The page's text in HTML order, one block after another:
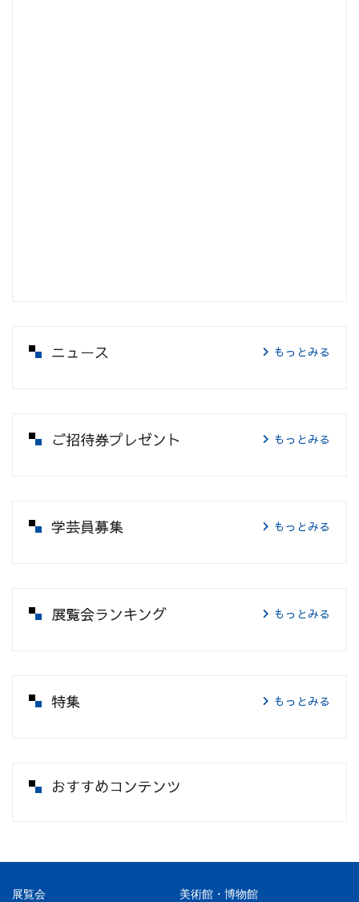
ニュース もっとみる
ご招待券プレゼント もっとみる
学芸員募集 もっとみる
展覧会ランキング もっとみる
特集 もっとみる
おすすめコンテンツ
展覧会 美術館・博物館